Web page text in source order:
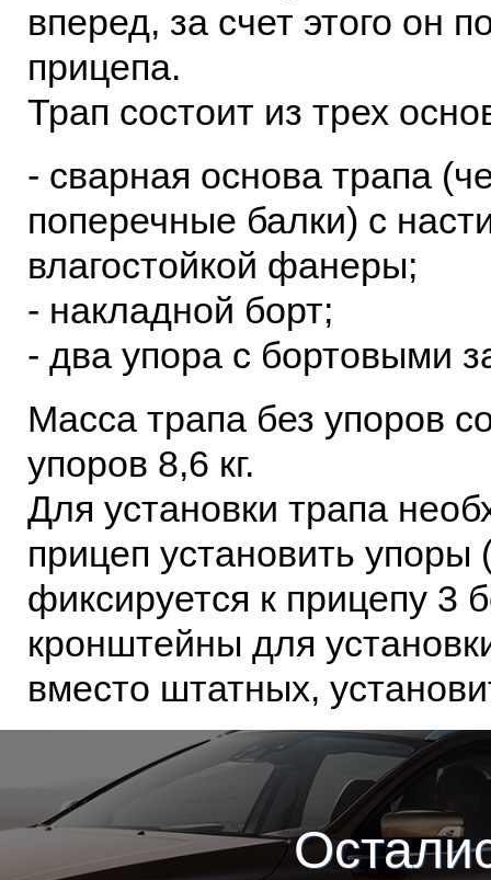
вперед, за счет этого он
прицепа.
Трап состоит из трех
- сварная основа трапа
поперечные балки) с
влагостойкой фанеры;
- накладной борт;
- два упора с бортовыми
Масса трапа без упоров
упоров 8,6 кг.
Для установки трапа
прицеп установить
фиксируется к прицепу 3
кронштейны для
вместо штатных,